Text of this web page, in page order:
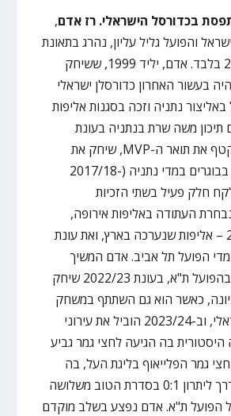
בכדורסל הישראלי. רז אדם,
והפועל גליל עליון, נהרג בתאונת
דרכים, והוא בן 26 בלבד. אדם, יליד 1999, ששיחק
בעשור האחרון כדורסלן ישראלי
נתניה וזכה בסגנות אליפות
תיכון משה שרת בנתניה בעונת
2016/17 תוך שקטף את תואר ה-MVP, שיחק את
עונתיו הראשונות בבוגרים במדי נתניה (2017/18-
הוא לקח חלק פעיל בשתי הזכיות
העתודה באליפות אירופה,
ב-2018 וב-2019 – אליפות שנערכה בארץ, ואת עונת
סיים במדי הפועל תל אביב. אדם המשיך
לשנתיים נוספות בהפועל ת"א, בעונת 2022/23 שיחק
כאשר הוא גם השתתף במשחק
האולסטאר הישראלי, וב-2023/24 הוביל את עירוני
היסטורית בה הגיעה לחצי גמר גביע
גמר הפלייאוף בליגת העל, בה
הוביל קאמבק בדרך ליתרון 0:1 בסדרת הטוב משלושה
הפועל ת"א. אדם נפצע בשלב מוקדם